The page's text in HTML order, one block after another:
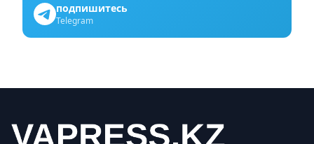
подпишитесь
Telegram